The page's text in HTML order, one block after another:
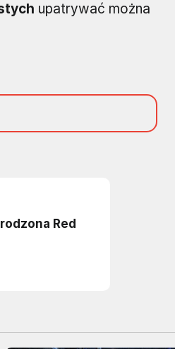
upatrywać można